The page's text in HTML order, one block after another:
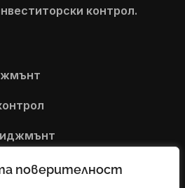
поверителност
контрол.